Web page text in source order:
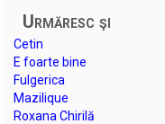
Urmăresc şi
Cetin
E foarte bine
Fulgerica
Mazilique
Roxana Chirilă